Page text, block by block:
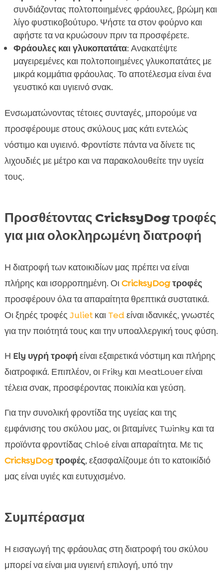
συνδιάζοντας πολτοποιημένες φράουλες, βρώμη και
λίγο φυστικοβούτυρο. Ψήστε τα στον φούρνο και
αφήστε τα να κρυώσουν πριν τα προσφέρετε.
Φράουλες και γλυκοπατάτα: Ανακατέψτε
μαγειρεμένες και πολτοποιημένες γλυκοπατάτες με
μικρά κομμάτια φράουλας. Το αποτέλεσμα είναι ένα
γευστικό και υγιεινό σνακ.
Ενσωματώνοντας τέτοιες συνταγές, μπορούμε να
προσφέρουμε στους σκύλους μας κάτι εντελώς
νόστιμο και υγιεινό. Φροντίστε πάντα να δίνετε τις
λιχουδιές με μέτρο και να παρακολουθείτε την υγεία
τους.
Προσθέτοντας CricksyDog τροφές
για μια ολοκληρωμένη διατροφή
Η διατροφή των κατοικιδίων μας πρέπει να είναι
πλήρης και ισορροπημένη. ΟιCricksyDogτροφές
προσφέρουν όλα τα απαραίτητα θρεπτικά συστατικά.
Οι ξηρές τροφές Julietκαι Tedείναι ιδανικές, γνωστές
για την ποιότητά τους και την υποαλλεργική τους φύση.
Η Ely υγρή τροφή είναι εξαιρετικά νόστιμη και πλήρης
διατροφικά. Επιπλέον, οι Friky και MeatLover είναι
τέλεια σνακ, προσφέροντας ποικιλία και γεύση.
Για την συνολική φροντίδα της υγείας και της
εμφάνισης του σκύλου μας, οι βιταμίνες Twinky και τα
προϊόντα φροντίδας Chloé είναι απαραίτητα. Με τις
CricksyDogτροφές, εξασφαλίζουμε ότι το κατοικίδιό
μας είναι υγιές και ευτυχισμένο.
Συμπέρασμα
Η εισαγωγή της φράουλας στη διατροφή του σκύλου
μπορεί να είναι μια υγιεινή επιλογή, υπό την